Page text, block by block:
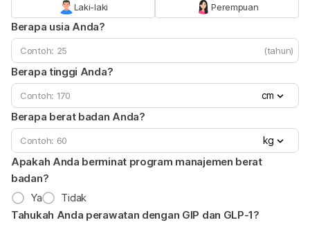
Laki-laki Perempuan
Berapa usia Anda?
(tahun)
Berapa tinggi Anda?
cm
Berapa berat badan Anda?
kg
Apakah Anda berminat program manajemen berat
badan?
Ya
Tidak
Tahukah Anda perawatan dengan GIP dan GLP-1?